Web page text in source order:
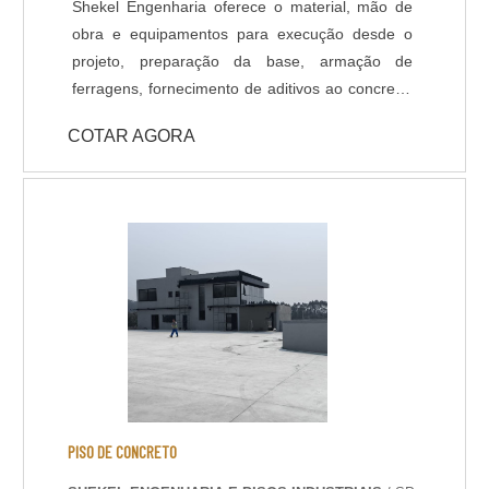
agregado ficar aparente.
Shekel Engenharia oferece o material, mão de
obra e equipamentos para execução desde o
projeto, preparação da base, armação de
ferragens, fornecimento de aditivos ao concreto,
acabamento (polido, float, vassourado,
desempenado, etc.) e corte das juntas. Todo
Concreto tem acompanhamento de engenheiro
execução do piso de acordo com projeto
fornecido pelo cliente. A pavimentação de
Concreto pode ser armada em aço ou com telas
de fiber glass, entre outros aditivos para melhor
desempenho do piso como por exemplo as
fibras sintéticas de Polipropileno e/ou Vidro, que
evitam fissuras devido dilatação e retração do
COTAR AGORA
PISO DE CONCRETO